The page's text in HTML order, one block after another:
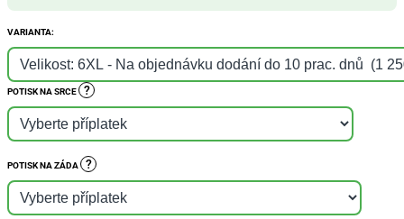
VARIANTA:
POTISK NA SRCE ?
POTISK NA ZÁDA ?